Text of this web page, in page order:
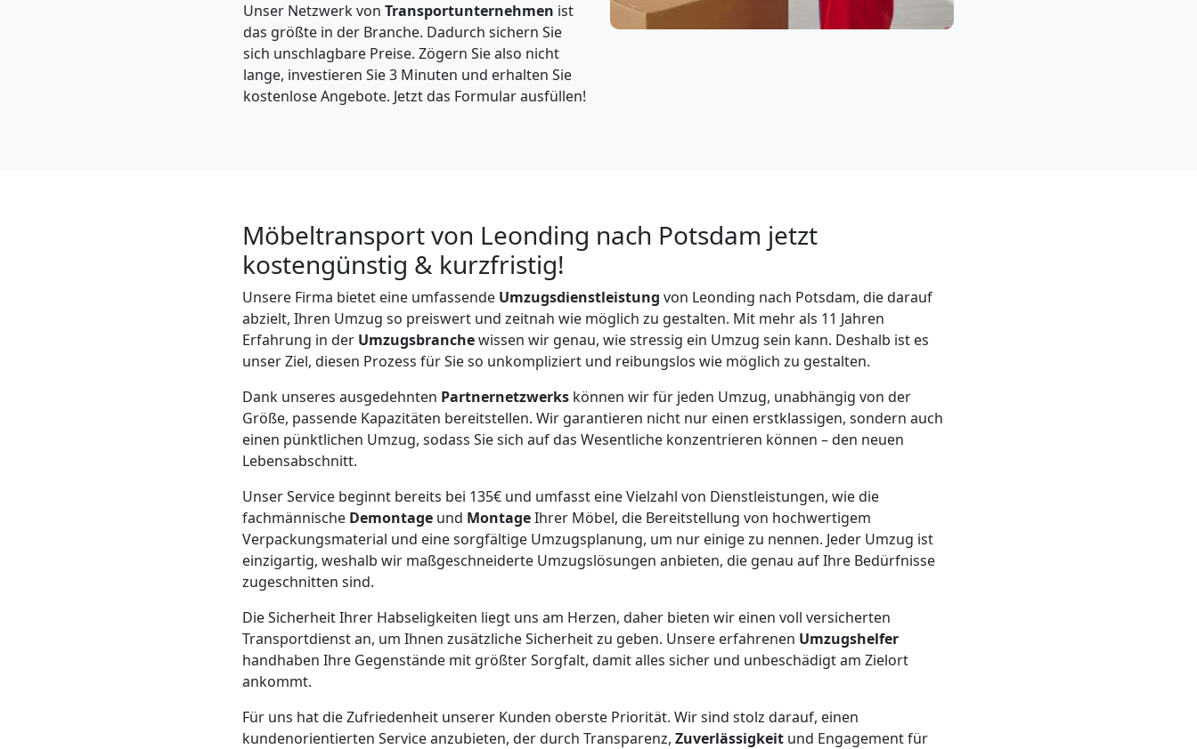
Unser Netzwerk von Transportunternehmen ist
das größte in der Branche. Dadurch sichern Sie
sich unschlagbare Preise. Zögern Sie also nicht
lange, investieren Sie 3 Minuten und erhalten Sie
kostenlose Angebote. Jetzt das Formular ausfüllen!
Möbeltransport von Leonding nach Potsdam jetzt
kostengünstig & kurzfristig!
Unsere Firma bietet eine umfassende Umzugsdienstleistung von Leonding nach Potsdam, die darauf
abzielt, Ihren Umzug so preiswert und zeitnah wie möglich zu gestalten. Mit mehr als 11 Jahren
Erfahrung in der Umzugsbranchewissen wir genau, wie stressig ein Umzug sein kann. Deshalb ist es
unser Ziel, diesen Prozess für Sie so unkompliziert und reibungslos wie möglich zu gestalten.
Dank unseres ausgedehnten Partnernetzwerks können wir für jeden Umzug, unabhängig von der
Größe, passende Kapazitäten bereitstellen. Wir garantieren nicht nur einen erstklassigen, sondern auch
einen pünktlichen Umzug, sodass Sie sich auf das Wesentliche konzentrieren können – den neuen
Lebensabschnitt.
Unser Service beginnt bereits bei 135€ und umfasst eine Vielzahl von Dienstleistungen, wie die
fachmännische Demontage und MontageIhrer Möbel, die Bereitstellung von hochwertigem
Verpackungsmaterial und eine sorgfältige Umzugsplanung, um nur einige zu nennen. Jeder Umzug ist
einzigartig, weshalb wir maßgeschneiderte Umzugslösungen anbieten, die genau auf Ihre Bedürfnisse
zugeschnitten sind.
Die Sicherheit Ihrer Habseligkeiten liegt uns am Herzen, daher bieten wir einen voll versicherten
Transportdienst an, um Ihnen zusätzliche Sicherheit zu geben. Unsere erfahrenen Umzugshelfer
handhaben Ihre Gegenstände mit größter Sorgfalt, damit alles sicher und unbeschädigt am Zielort
ankommt.
Für uns hat die Zufriedenheit unserer Kunden oberste Priorität. Wir sind stolz darauf, einen
kundenorientierten Service anzubieten, der durch Transparenz, Zuverlässigkeit und Engagement für